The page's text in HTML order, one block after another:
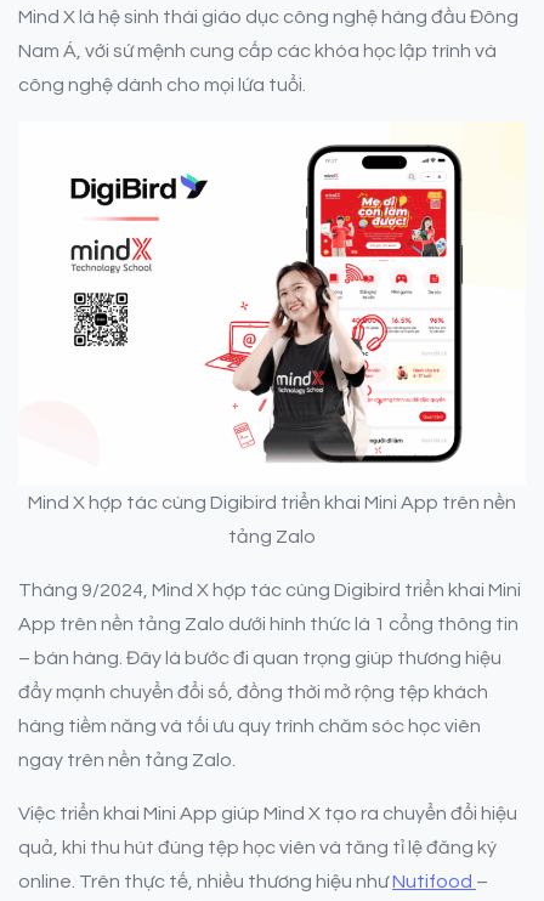
Mind X là hệ sinh thái giáo dục công nghệ hàng đầu Đông
Nam Á, với sứ mệnh cung cấp các khóa học lập trình và
công nghệ dành cho mọi lứa tuổi.
Mind X hợp tác cùng Digibird triển khai Mini App trên nền
tảng Zalo
Tháng 9/2024, Mind X hợp tác cùng Digibird triển khai Mini
App trên nền tảng Zalo dưới hình thức là 1 cổng thông tin
– bán hàng. Đây là bước đi quan trọng giúp thương hiệu
đẩy mạnh chuyển đổi số, đồng thời mở rộng tệp khách
hàng tiềm năng và tối ưu quy trình chăm sóc học viên
ngay trên nền tảng Zalo.
Việc triển khai Mini App giúp Mind X tạo ra chuyển đổi hiệu
quả, khi thu hút đúng tệp học viên và tăng tỉ lệ đăng ký
online. Trên thực tế, nhiều thương hiệu nhưNutifood –